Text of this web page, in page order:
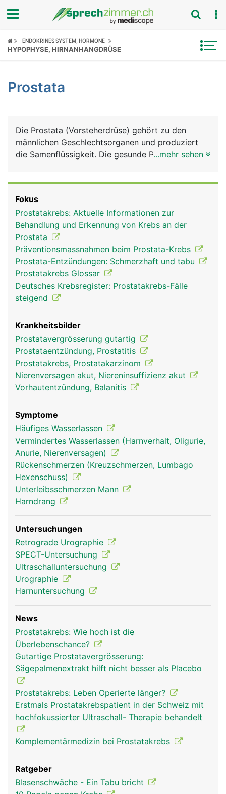
Fokus
Symptome
News
Rubriken
ENDOKRINES SYSTEM, HORMONE
HYPOPHYSE, HIRNANHANGDRÜSE
Prostata
Die Prostata (Vorsteherdrüse) gehört zu den
männlichen Geschlechtsorganen und produziert
die Samenflüssigkeit. Die gesunde Prostata hat die
über den Anus ertastet werden kann. Die von der
Harnblase abgehende Harnröhre verläuft durch die
Mitte der Prostata. Hier tritt beim Samenerguss
(Ejakulation) die in der Prostata gebildete
Samenflüssigkeit in die Harnröhre über. Sie enthält
verschiedene Enzyme, die für eine Befruchtung der
weiblichen Eizelle benötigt werden. Mit
zunehmenden Alter vergrössert sich die Prostata.
...mehr sehen
Fokus
Prostatakrebs: Aktuelle Informationen zur
Behandlung und Erkennung von Krebs an der
Prostata
Präventionsmassnahmen beim Prostata-Krebs
Prostata-Entzündungen: Schmerzhaft und tabu
Prostatakrebs Glossar
Deutsches Krebsregister: Prostatakrebs-Fälle
steigend
Krankheitsbilder
Prostatavergrösserung gutartig
Prostataentzündung, Prostatitis
Prostatakrebs, Prostatakarzinom
Nierenversagen akut, Niereninsuffizienz akut
Vorhautentzündung, Balanitis
Symptome
Häufiges Wasserlassen
Vermindertes Wasserlassen (Harnverhalt, Oligurie,
Anurie, Nierenversagen)
Rückenschmerzen (Kreuzschmerzen, Lumbago
Hexenschuss)
Unterleibsschmerzen Mann
Harndrang
Untersuchungen
Retrograde Urographie
SPECT-Untersuchung
Ultraschalluntersuchung
Urographie
Harnuntersuchung
News
Prostatakrebs: Wie hoch ist die
Überlebenschance?
Gutartige Prostatavergrösserung:
Sägepalmenextrakt hilft nicht besser als Placebo
Prostatakrebs: Leben Operierte länger?
Erstmals Prostatakrebspatient in der Schweiz mit
hochfokussierter Ultraschall- Therapie behandelt
Komplementärmedizin bei Prostatakrebs
Ratgeber
Blasenschwäche - Ein Tabu bricht